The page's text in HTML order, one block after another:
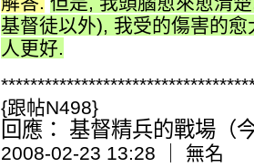
基督徒以外), 我受的傷害的
人更好.
{跟帖N498}
回應： 基督精兵的戰場（
2008-02-23 13:28 ｜ 無名